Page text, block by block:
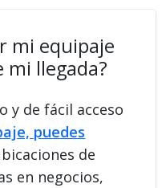
mi equipaje
mi llegada?
y de fácil acceso
puedes
de
en negocios,